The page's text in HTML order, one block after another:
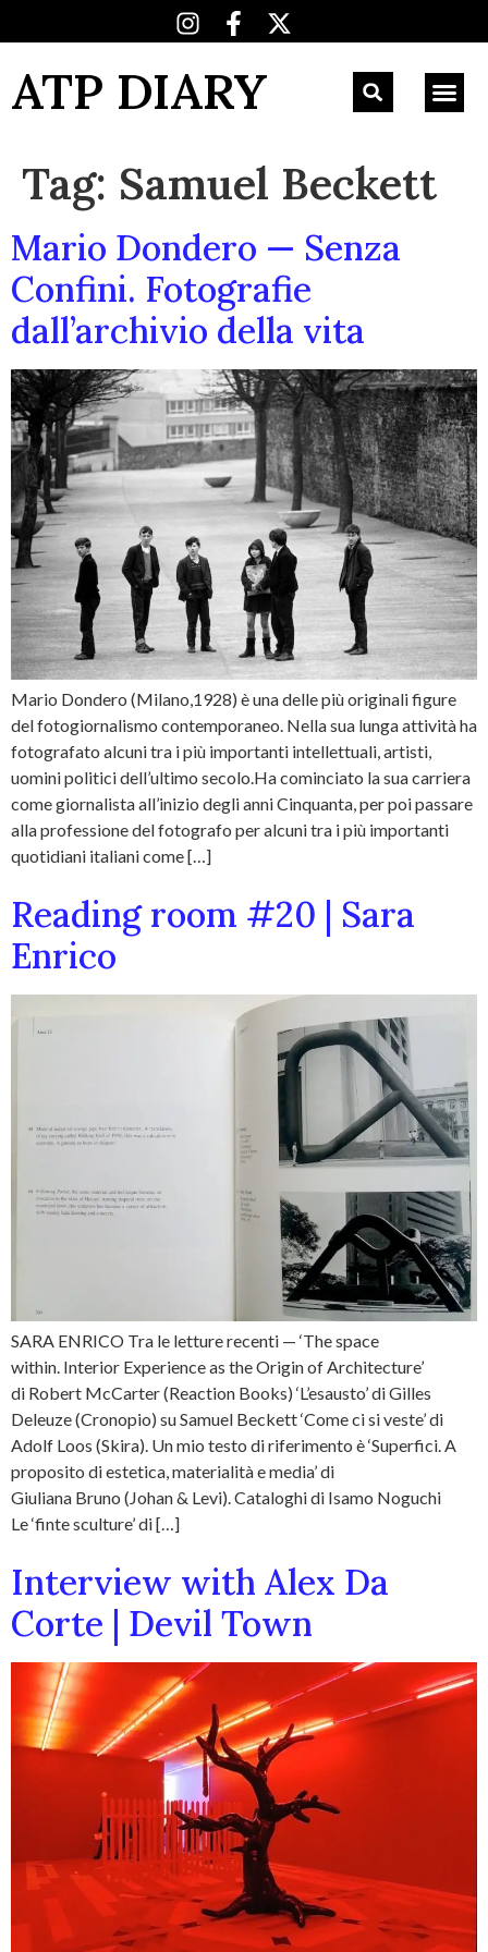
ATP DIARY
Tag: Samuel Beckett
Mario Dondero — Senza
Confini. Fotografie
dall’archivio della vita
Mario Dondero (Milano,1928) è una delle più originali figure
del fotogiornalismo contemporaneo. Nella sua lunga attività ha
fotografato alcuni tra i più importanti intellettuali, artisti,
uomini politici dell’ultimo secolo.Ha cominciato la sua carriera
come giornalista all’inizio degli anni Cinquanta, per poi passare
alla professione del fotografo per alcuni tra i più importanti
quotidiani italiani come […]
Reading room #20 | Sara
Enrico
SARA ENRICO Tra le letture recenti — ‘The space
within. Interior Experience as the Origin of Architecture’
di Robert McCarter (Reaction Books) ‘L’esausto’ di Gilles
Deleuze (Cronopio) su Samuel Beckett ‘Come ci si veste’ di
Adolf Loos (Skira). Un mio testo di riferimento è ‘Superfici. A
proposito di estetica, materialità e media’ di
Giuliana Bruno (Johan & Levi). Cataloghi di Isamo Noguchi
Le ‘finte sculture’ di […]
Interview with Alex Da
Corte | Devil Town